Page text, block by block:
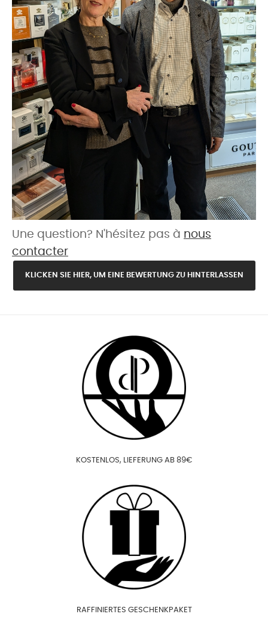
Une question? N'hésitez pas à nous
contacter
KLICKEN SIE HIER, UM EINE BEWERTUNG ZU HINTERLASSEN
KOSTENLOS, LIEFERUNG AB 89€
RAFFINIERTES GESCHENKPAKET